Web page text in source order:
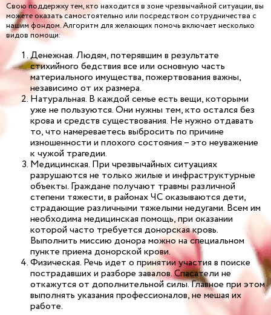
Свою поддержку тем, кто находится в зоне чрезвычайной ситуации, вы
можете оказать самостоятельно или посредством сотрудничества с
нашим фондом. Алгоритм для желающих помочь включает несколько
видов помощи:
Денежная. Людям, потерявшим в результате
стихийного бедствия все или основную часть
материального имущества, пожертвования важны,
независимо от их размера.
Натуральная. В каждой семье есть вещи, которыми
уже не пользуются. Они нужны тем, кто остался без
крова и средств существования. Не нужно отдавать
то, что намереваетесь выбросить по причине
изношенности и плохого состояния – это неуважение
к чужой трагедии.
Медицинская. При чрезвычайных ситуациях
разрушаются не только жилые и инфраструктурные
объекты. Граждане получают травмы различной
степени тяжести, в районах ЧС оказываются дети,
страдающие различными тяжелыми недугами. Всем им
необходима медицинская помощь, при оказании
которой часто требуется донорская кровь.
Выполнить миссию донора можно на специальном
пункте приема донорской крови.
Физическая. Речь идет о принятии участия в поиске
пострадавших и разборе завалов. Спасатели не
откажутся от дополнительной силы. Главное при этом
выполнять указания профессионалов, не мешая их
работе.